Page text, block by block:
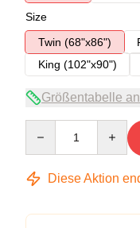
Size
Twin (68"x86")
King (102"x90")
Größentabelle
Diese Aktion